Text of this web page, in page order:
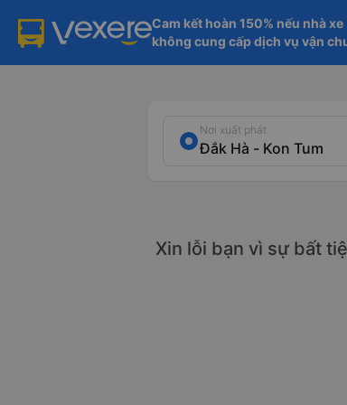
Cam kết hoàn 150% nếu nhà xe
không cung cấp dịch vụ vận
Nơi xuất phát
Xin lỗi bạn vì sự bất